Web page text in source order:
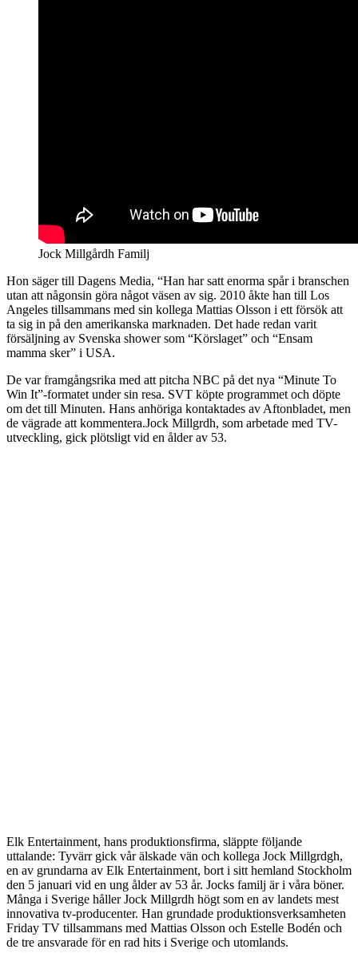
Jock Millgårdh Familj
Hon säger till Dagens Media, “Han har satt enorma spår i branschen
utan att någonsin göra något väsen av sig. 2010 åkte han till Los
Angeles tillsammans med sin kollega Mattias Olsson i ett försök att
ta sig in på den amerikanska marknaden. Det hade redan varit
försäljning av Svenska shower som “Körslaget” och “Ensam
mamma sker” i USA.
De var framgångsrika med att pitcha NBC på det nya “Minute To
Win It”-formatet under sin resa. SVT köpte programmet och döpte
om det till Minuten. Hans anhöriga kontaktades av Aftonbladet, men
de vägrade att kommentera.Jock Millgrdh, som arbetade med TV-
utveckling, gick plötsligt vid en ålder av 53.
Elk Entertainment, hans produktionsfirma, släppte följande
uttalande: Tyvärr gick vår älskade vän och kollega Jock Millgrdgh,
en av grundarna av Elk Entertainment, bort i sitt hemland Stockholm
den 5 januari vid en ung ålder av 53 år. Jocks familj är i våra böner.
Många i Sverige håller Jock Millgrdh högt som en av landets mest
innovativa tv-producenter. Han grundade produktionsverksamheten
Friday TV tillsammans med Mattias Olsson och Estelle Bodén och
de tre ansvarade för en rad hits i Sverige och utomlands.